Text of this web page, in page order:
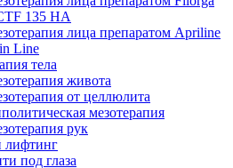
135 HA
лица препаратом Apriline
Line
тела
живота
от целлюлита
мезотерапия
рук
лифтинг
под глаза